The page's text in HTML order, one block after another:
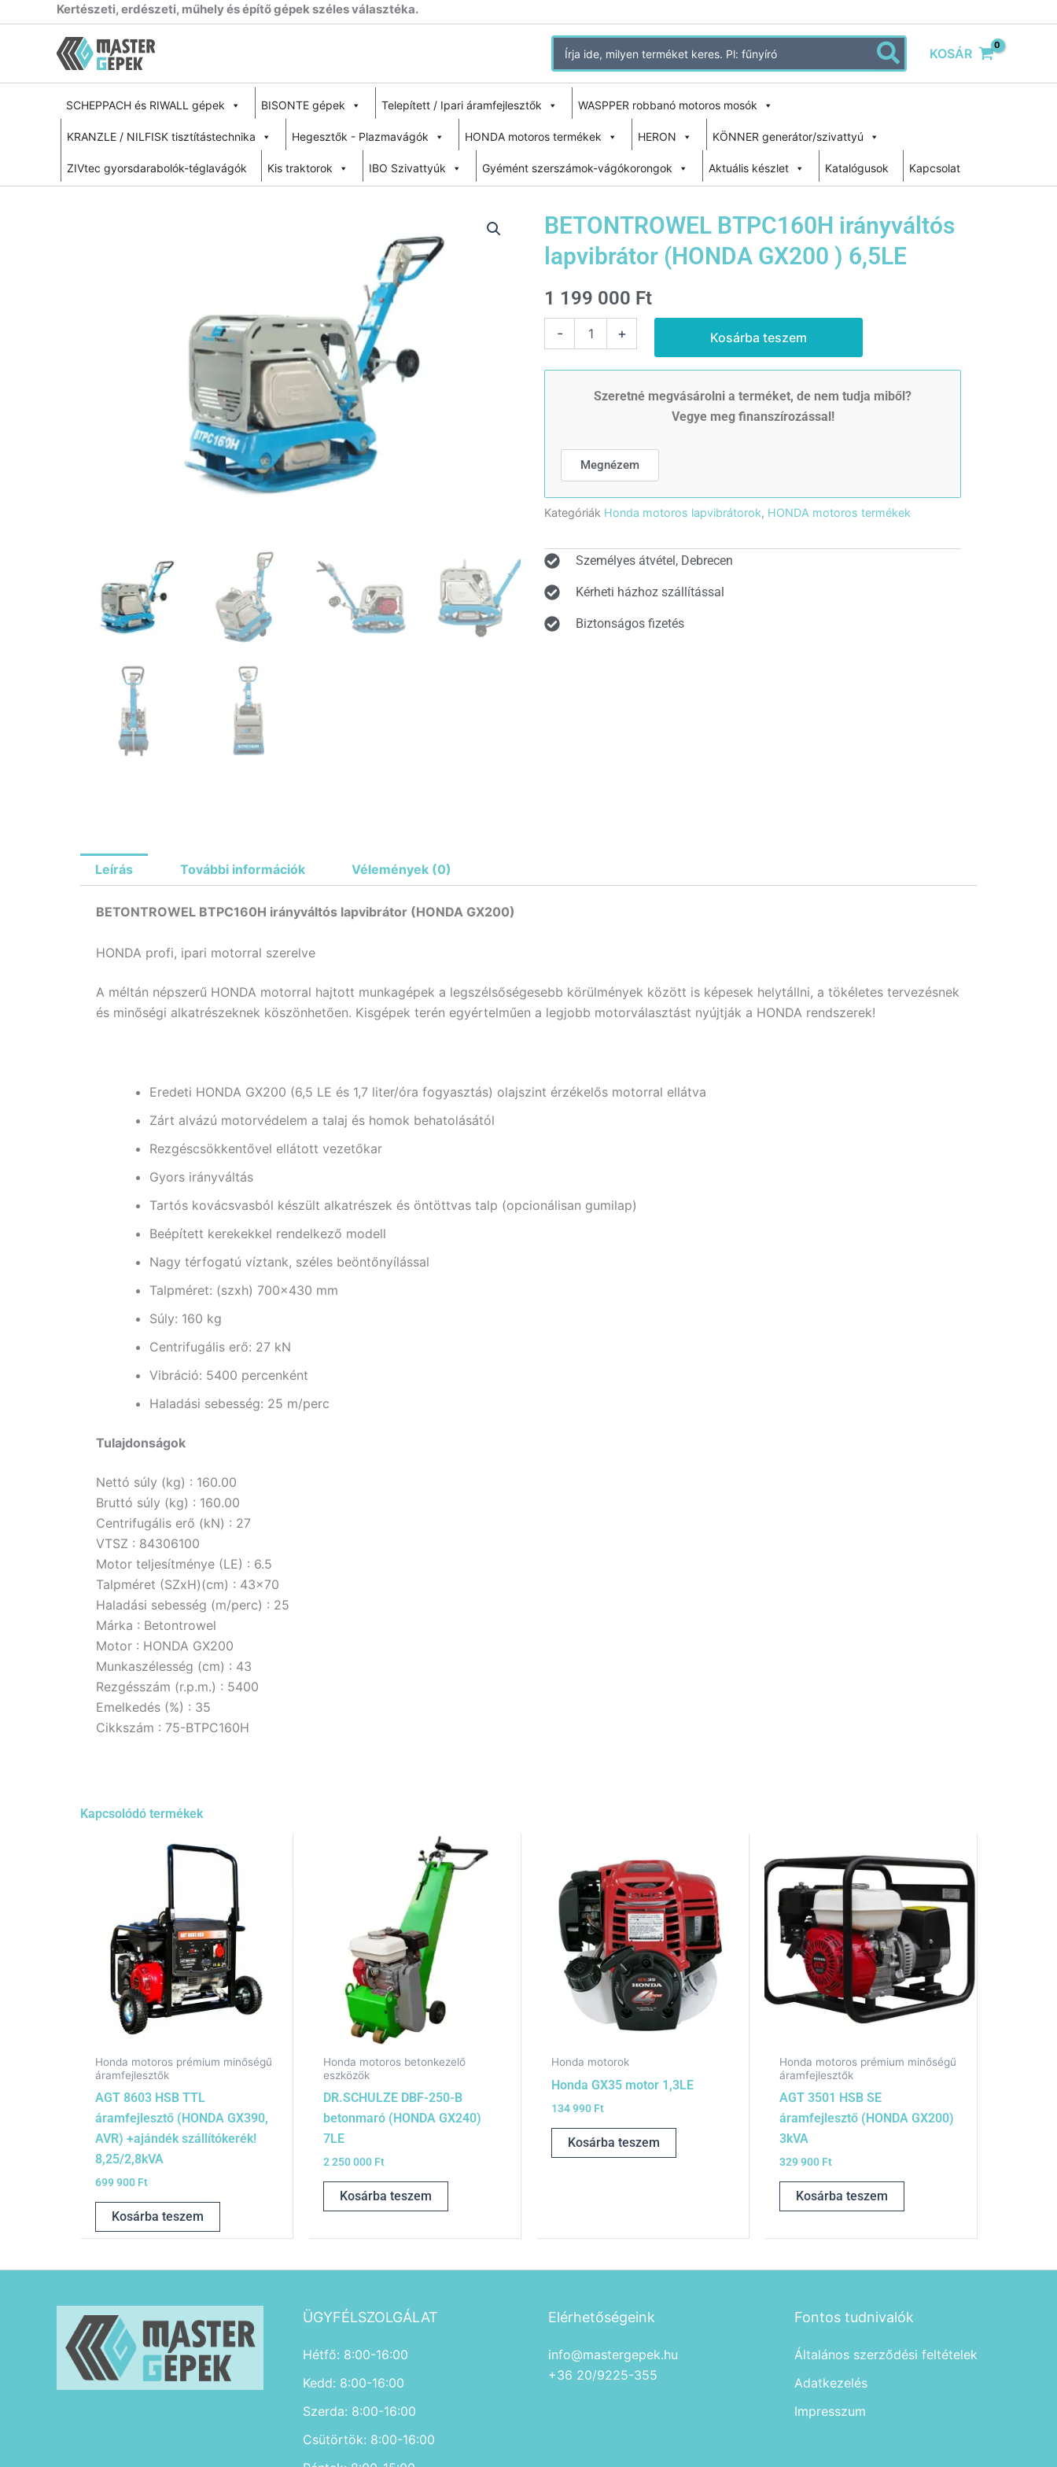
Kertészeti, erdészeti, műhely és építő gépek széles választéka.
Search
for:
KOSÁR
SCHEPPACH és RIWALL gépek BISONTE gépek Telepített / Ipari áramfejlesztők WASPPER robbanó motoros mosók
KRANZLE / NILFISK tisztítástechnika Hegesztők - Plazmavágók HONDA motoros termékek HERON KÖNNER generátor/szivattyú
ZIVtec gyorsdarabolók-téglavágók Kis traktorok IBO Szivattyúk Gyémént szerszámok-vágókorongok Aktuális készlet Katalógusok Kapcsolat
BETONTROWEL BTPC160H irányváltós
lapvibrátor (HONDA GX200 ) 6,5LE
1 199 000 Ft
-
BTPC160H
lapvibrátor
mennyiség
+ Kosárba teszem
Szeretné megvásárolni a terméket, de nem tudja miből?
Vegye meg finanszírozással!
Megnézem
Kategóriák Honda motoros lapvibrátorok, HONDA motoros termékek
Személyes átvétel, Debrecen
Kérheti házhoz szállítással
Biztonságos fizetés
Leírás További információk Vélemények (0)
BETONTROWEL BTPC160H irányváltós lapvibrátor (HONDA GX200)
HONDA profi, ipari motorral szerelve
A méltán népszerű HONDA motorral hajtott munkagépek a legszélsőségesebb körülmények között is képesek helytállni, a tökéletes tervezésnek
és minőségi alkatrészeknek köszönhetően. Kisgépek terén egyértelműen a legjobb motorválasztást nyújtják a HONDA rendszerek!
Eredeti HONDA GX200 (6,5 LE és 1,7 liter/óra fogyasztás) olajszint érzékelős motorral ellátva
Zárt alvázú motorvédelem a talaj és homok behatolásától
Rezgéscsökkentővel ellátott vezetőkar
Gyors irányváltás
Tartós kovácsvasból készült alkatrészek és öntöttvas talp (opcionálisan gumilap)
Beépített kerekekkel rendelkező modell
Nagy térfogatú víztank, széles beöntőnyílással
Talpméret: (szxh) 700×430 mm
Súly: 160 kg
Centrifugális erő: 27 kN
Vibráció: 5400 percenként
Haladási sebesség: 25 m/perc
Tulajdonságok
Nettó súly (kg) : 160.00
Bruttó súly (kg) : 160.00
Centrifugális erő (kN) : 27
VTSZ : 84306100
Motor teljesítménye (LE) : 6.5
Talpméret (SZxH)(cm) : 43×70
Haladási sebesség (m/perc) : 25
Márka : Betontrowel
Motor : HONDA GX200
Munkaszélesség (cm) : 43
Rezgésszám (r.p.m.) : 5400
Emelkedés (%) : 35
Cikkszám : 75-BTPC160H
Kapcsolódó termékek
Honda motoros prémium minőségű
áramfejlesztők
AGT 8603 HSB TTL
áramfejlesztő (HONDA GX390,
AVR) +ajándék szállítókerék!
8,25/2,8kVA
699 900 Ft
Kosárba teszem
Honda motoros betonkezelő
eszközök
DR.SCHULZE DBF-250-B
betonmaró (HONDA GX240)
7LE
2 250 000 Ft
Kosárba teszem
Honda motorok
Honda GX35 motor 1,3LE
134 990 Ft
Kosárba teszem
Honda motoros prémium minőségű
áramfejlesztők
AGT 3501 HSB SE
áramfejlesztő (HONDA GX200)
3kVA
329 900 Ft
Kosárba teszem
ÜGYFÉLSZOLGÁLAT
Hétfő: 8:00-16:00
Kedd: 8:00-16:00
Szerda: 8:00-16:00
Csütörtök: 8:00-16:00
Elérhetőségeink
info@mastergepek.hu
+36 20/9225-355
Fontos tudnivalók
Általános szerződési feltételek
Adatkezelés
Impresszum